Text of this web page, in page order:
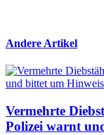
Andere Artikel
Vermehrte
Polizei warnt